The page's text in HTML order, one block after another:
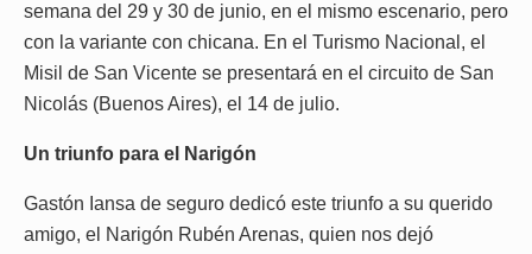
semana del 29 y 30 de junio, en el mismo escenario, pero
con la variante con chicana. En el Turismo Nacional, el
Misil de San Vicente se presentará en el circuito de San
Nicolás (Buenos Aires), el 14 de julio.
Un triunfo para el Narigón
Gastón Iansa de seguro dedicó este triunfo a su querido
amigo, el Narigón Rubén Arenas, quien nos dejó